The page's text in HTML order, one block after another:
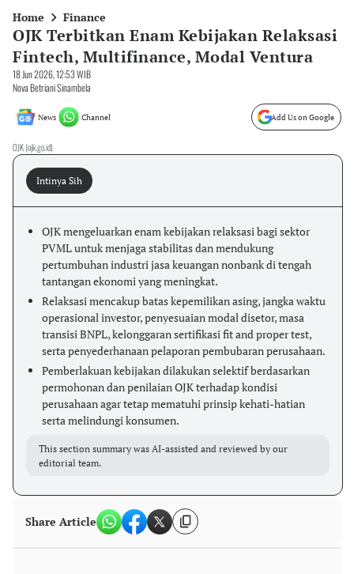
Home Finance
OJK Terbitkan Enam Kebijakan Relaksasi
Fintech, Multifinance, Modal Ventura
18 Jun 2026, 12:53 WIB
Nova Betriani Sinambela
News Channel Add Us on Google
OJK (ojk.go.id)
Intinya Sih
OJK mengeluarkan enam kebijakan relaksasi bagi sektor
PVML untuk menjaga stabilitas dan mendukung
pertumbuhan industri jasa keuangan nonbank di tengah
tantangan ekonomi yang meningkat.
Relaksasi mencakup batas kepemilikan asing, jangka waktu
operasional investor, penyesuaian modal disetor, masa
transisi BNPL, kelonggaran sertifikasi fit and proper test,
serta penyederhanaan pelaporan pembubaran perusahaan.
Pemberlakuan kebijakan dilakukan selektif berdasarkan
permohonan dan penilaian OJK terhadap kondisi
perusahaan agar tetap mematuhi prinsip kehati-hatian
serta melindungi konsumen.
This section summary was AI-assisted and reviewed by our
editorial team.
Share Article